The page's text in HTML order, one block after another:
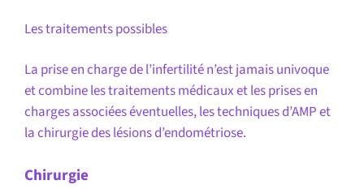
Les traitements possibles
La prise en charge de l’infertilité n’est jamais univoque
et combine les traitements médicaux et les prises en
charges associées éventuelles, les techniques d’AMP et
la chirurgie des lésions d’endométriose.
Chirurgie